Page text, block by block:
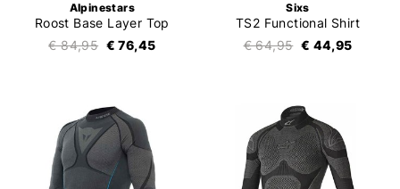
Alpinestars
Roost Base Layer Top
€ 84,95 € 76,45
Sixs
TS2 Functional Shirt
€ 64,95 € 44,95